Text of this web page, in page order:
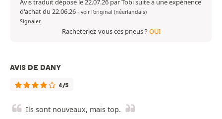
Avis traduit déposé le 22.07.26 par Tobi suite à une expérience
d'achat du 22.06.26- voir l'original (néerlandais)
Signaler
Racheteriez-vous ces pneus ?OUI
AVIS DE DANY
4/5
Ils sont nouveaux, mais top.